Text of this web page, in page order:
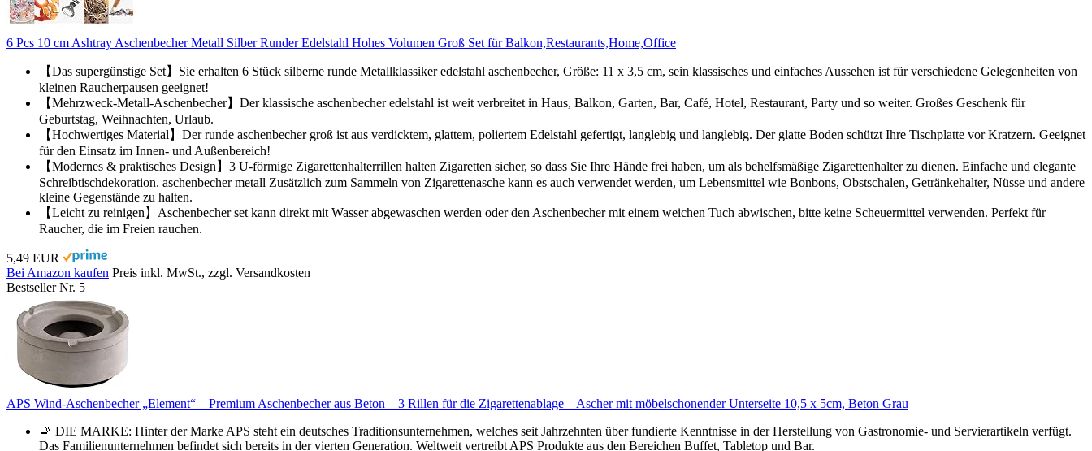
6 Pcs 10 cm Ashtray Aschenbecher Metall Silber Runder Edelstahl Hohes Volumen Groß Set für Balkon,Restaurants,Home,Office
【Das supergünstige Set】Sie erhalten 6 Stück silberne runde Metallklassiker edelstahl aschenbecher, Größe: 11 x 3,5 cm, sein klassisches und einfaches Aussehen ist für verschiedene Gelegenheiten von
kleinen Raucherpausen geeignet!
【Mehrzweck-Metall-Aschenbecher】Der klassische aschenbecher edelstahl ist weit verbreitet in Haus, Balkon, Garten, Bar, Café, Hotel, Restaurant, Party und so weiter. Großes Geschenk für
Geburtstag, Weihnachten, Urlaub.
【Hochwertiges Material】Der runde aschenbecher groß ist aus verdicktem, glattem, poliertem Edelstahl gefertigt, langlebig und langlebig. Der glatte Boden schützt Ihre Tischplatte vor Kratzern. Geeignet
für den Einsatz im Innen- und Außenbereich!
【Modernes & praktisches Design】3 U-förmige Zigarettenhalterrillen halten Zigaretten sicher, so dass Sie Ihre Hände frei haben, um als behelfsmäßige Zigarettenhalter zu dienen. Einfache und elegante
Schreibtischdekoration. aschenbecher metall Zusätzlich zum Sammeln von Zigarettenasche kann es auch verwendet werden, um Lebensmittel wie Bonbons, Obstschalen, Getränkehalter, Nüsse und andere
kleine Gegenstände zu halten.
【Leicht zu reinigen】Aschenbecher set kann direkt mit Wasser abgewaschen werden oder den Aschenbecher mit einem weichen Tuch abwischen, bitte keine Scheuermittel verwenden. Perfekt für
Raucher, die im Freien rauchen.
5,49 EUR
Bei Amazon kaufen Preis inkl. MwSt., zzgl. Versandkosten
Bestseller Nr. 5
APS Wind-Aschenbecher „Element“ – Premium Aschenbecher aus Beton – 3 Rillen für die Zigarettenablage – Ascher mit möbelschonender Unterseite 10,5 x 5cm, Beton Grau
🚬 DIE MARKE: Hinter der Marke APS steht ein deutsches Traditionsunternehmen, welches seit Jahrzehnten über fundierte Kenntnisse in der Herstellung von Gastronomie- und Servierartikeln verfügt.
Das Familienunternehmen befindet sich bereits in der vierten Generation. Weltweit vertreibt APS Produkte aus den Bereichen Buffet, Tabletop und Bar.